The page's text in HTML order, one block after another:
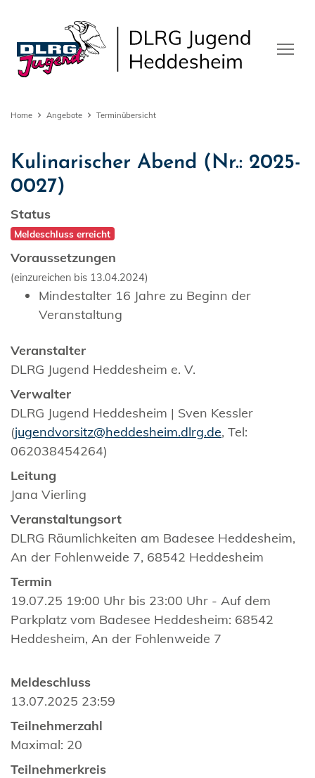
Home Angebote Terminübersicht
Kulinarischer Abend (Nr.: 2025-
0027)
Status
Meldeschluss erreicht
Voraussetzungen
(einzureichen bis 13.04.2024)
Mindestalter 16 Jahre zu Beginn der
Veranstaltung
Veranstalter
DLRG Jugend Heddesheim e. V.
Verwalter
DLRG Jugend Heddesheim | Sven Kessler
(jugendvorsitz@heddesheim.dlrg.de, Tel:
062038454264)
Leitung
Jana Vierling
Veranstaltungsort
DLRG Räumlichkeiten am Badesee Heddesheim,
An der Fohlenweide 7, 68542 Heddesheim
Termin
19.07.25 19:00 Uhr bis 23:00 Uhr - Auf dem
Parkplatz vom Badesee Heddesheim: 68542
Heddesheim, An der Fohlenweide 7
Meldeschluss
13.07.2025 23:59
Teilnehmerzahl
Maximal: 20
Teilnehmerkreis